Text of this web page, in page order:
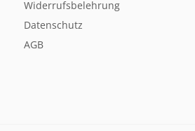
Widerrufsbelehrung
Datenschutz
AGB